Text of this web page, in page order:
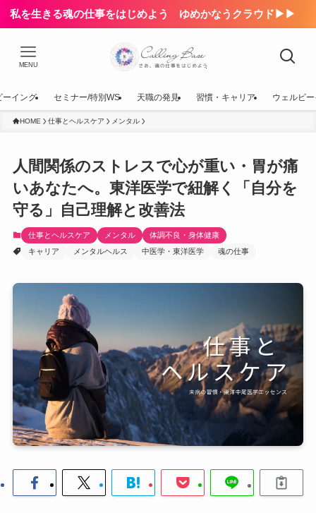
私を生きる魂の仕事をはじめよう ゆめかなうクラウド▶▶
MENU
ーイング セミナー/特別WS 天職の発見 習慣・キャリア ウェルビ
HOME 仕事とヘルスケア メンタル
人間関係のストレスで心が重い・胃が痛
いあなたへ。東洋医学で紐解く「自分を
守る」自己理解と改善法
仕事とヘルスケア メンタル
体調不良・身体健康
キャリア
メンタルヘルス 中医学・東洋医学 魂の仕事